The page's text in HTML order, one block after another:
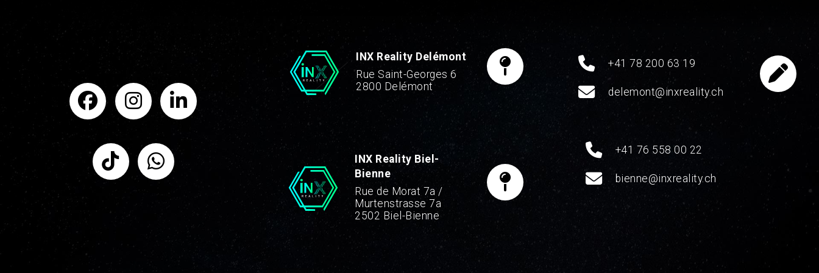
INX Reality Delémont
Rue Saint-Georges 6
2800 Delémont
INX Reality Biel-
Bienne
Rue de Morat 7a /
Murtenstrasse 7a
2502 Biel-Bienne
+41 78 200 63 19
delemont@inxreality.ch
+41 76 558 00 22
bienne@inxreality.ch